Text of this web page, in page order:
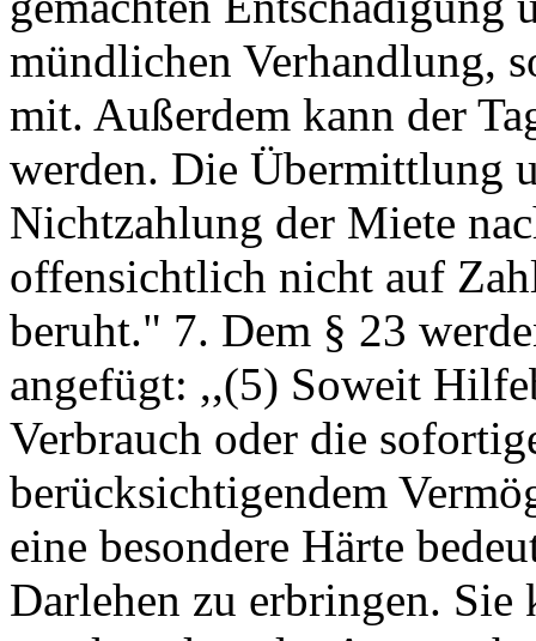
mündlichen Verhandlung,
mit. Außerdem kann der
werden. Die Übermittlung
Nichtzahlung der Miete
offensichtlich nicht auf
beruht." 7. Dem § 23
angefügt: ,,(5) Soweit
Verbrauch oder die
berücksichtigendem
eine besondere Härte
Darlehen zu erbringen. Sie